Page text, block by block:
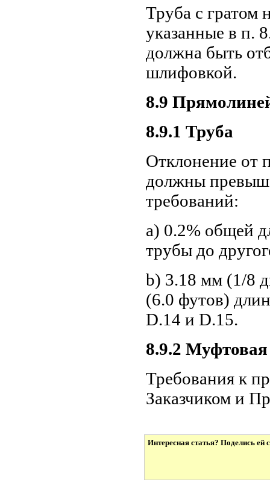
Труба с
указанные в п.
должна быть
шлифовкой.
8.9
8.9.1 Труба
Отклонение от
должны
требований:
а) 0.2% общей
трубы до
b) 3.18 мм (1/8
(6.0 футов)
D.14 и D.15.
8.9.2 Муфтовая
Требования к
Заказчиком и
Интересная статья? Поделись ей